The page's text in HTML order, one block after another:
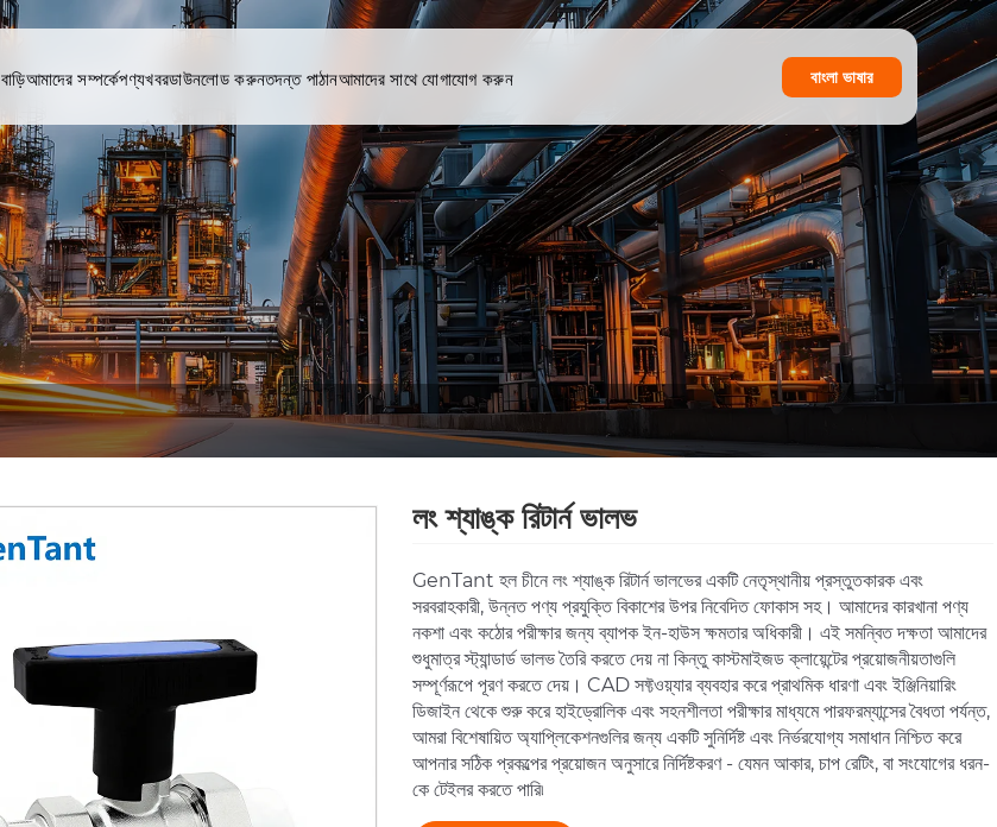
বাড়িআমাদের সম্পর্কেপণ্যখবরডাউনলোড করুনতদন্ত পাঠানআমাদের সাথে যোগাযোগ করুন বাংলা ভাষার
লং শ্যাঙ্ক রিটার্ন ভালভ
GenTant হল চীনে লং শ্যাঙ্ক রিটার্ন ভালভের একটি নেতৃস্থানীয় প্রস্তুতকারক এবং
সরবরাহকারী, উন্নত পণ্য প্রযুক্তি বিকাশের উপর নিবেদিত ফোকাস সহ। আমাদের কারখানা পণ্য
নকশা এবং কঠোর পরীক্ষার জন্য ব্যাপক ইন-হাউস ক্ষমতার অধিকারী। এই সমন্বিত দক্ষতা আমাদের
শুধুমাত্র স্ট্যান্ডার্ড ভালভ তৈরি করতে দেয় না কিন্তু কাস্টমাইজড ক্লায়েন্টের প্রয়োজনীয়তাগুলি
সম্পূর্ণরূপে পূরণ করতে দেয়। CAD সফ্টওয়্যার ব্যবহার করে প্রাথমিক ধারণা এবং ইঞ্জিনিয়ারিং
ডিজাইন থেকে শুরু করে হাইড্রোলিক এবং সহনশীলতা পরীক্ষার মাধ্যমে পারফরম্যান্সের বৈধতা পর্যন্ত,
আমরা বিশেষায়িত অ্যাপ্লিকেশনগুলির জন্য একটি সুনির্দিষ্ট এবং নির্ভরযোগ্য সমাধান নিশ্চিত করে
আপনার সঠিক প্রকল্পের প্রয়োজন অনুসারে নির্দিষ্টকরণ - যেমন আকার, চাপ রেটিং, বা সংযোগের ধরন-
কে টেইলর করতে পারি৷